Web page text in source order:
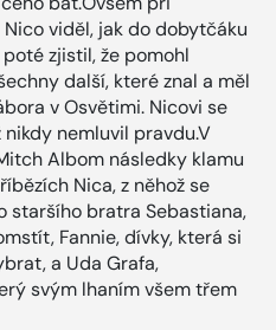
viděl, jak do dobytčáku
zjistil, že pomohl
další, které znal a měl
v Osvětimi. Nicovi se
nemluvil pravdu.V
Albom následky klamu
Nica, z něhož se
staršího bratra Sebastiana,
Fannie, dívky, která si
a Uda Grafa,
svým lhaním všem třem